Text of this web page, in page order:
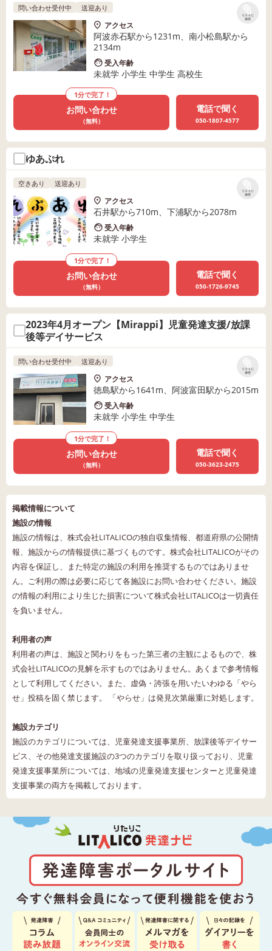
リストに
保存
問い合わせ受付中 送迎あり
アクセス
阿波赤石駅から1231m、南小松島駅から
2134m
受入年齢
未就学 小学生 中学生 高校生
1分で完了！
お問い合わせ
（無料）
電話で聞く
050-1807-4577
ゆあぷれ
リストに
保存
空きあり 送迎あり
アクセス
石井駅から710m、下浦駅から2078m
受入年齢
未就学 小学生
1分で完了！
お問い合わせ
（無料）
電話で聞く
050-1726-9745
2023年4月オープン【Mirappi】児童発達支援/放課
後等デイサービス
リストに
保存
問い合わせ受付中 送迎あり
アクセス
徳島駅から1641m、阿波富田駅から2015m
受入年齢
未就学 小学生 中学生
1分で完了！
お問い合わせ
（無料）
電話で聞く
050-3623-2475
掲載情報について
施設の情報
施設の情報は、株式会社LITALICOの独自収集情報、都道府県の公開情
報、施設からの情報提供に基づくものです。株式会社LITALICOがその
内容を保証し、また特定の施設の利用を推奨するものではありませ
ん。ご利用の際は必要に応じて各施設にお問い合わせください。施設
の情報の利用により生じた損害について株式会社LITALICOは一切責任
を負いません。
利用者の声
利用者の声は、施設と関わりをもった第三者の主観によるもので、株
式会社LITALICOの見解を示すものではありません。あくまで参考情報
として利用してください。また、虚偽・誇張を用いたいわゆる「やら
せ」投稿を固く禁じます。 「やらせ」は発見次第厳重に対処します。
施設カテゴリ
施設のカテゴリについては、児童発達支援事業所、放課後等デイサー
ビス、その他発達支援施設の3つのカテゴリを取り扱っており、児童
発達支援事業所については、地域の児童発達支援センターと児童発達
支援事業の両方を掲載しております。